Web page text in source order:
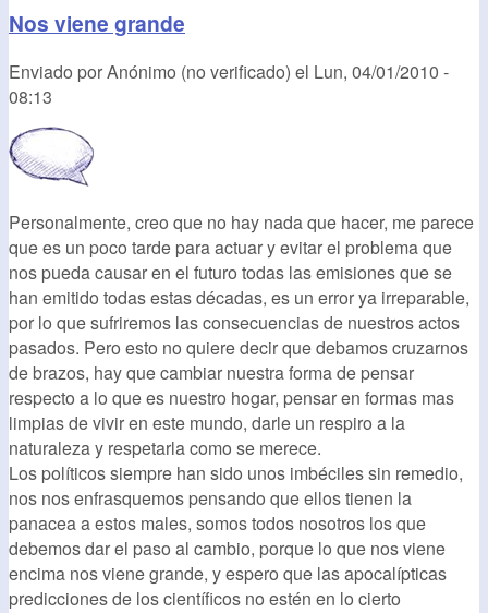
Nos viene grande
Enviado porAnónimo (no verificado) el Lun, 04/01/2010 -
08:13
Personalmente, creo que no hay nada que hacer, me parece
que es un poco tarde para actuar y evitar el problema que
nos pueda causar en el futuro todas las emisiones que se
han emitido todas estas décadas, es un error ya irreparable,
por lo que sufriremos las consecuencias de nuestros actos
pasados. Pero esto no quiere decir que debamos cruzarnos
de brazos, hay que cambiar nuestra forma de pensar
respecto a lo que es nuestro hogar, pensar en formas mas
limpias de vivir en este mundo, darle un respiro a la
naturaleza y respetarla como se merece.
Los políticos siempre han sido unos imbéciles sin remedio,
nos nos enfrasquemos pensando que ellos tienen la
panacea a estos males, somos todos nosotros los que
debemos dar el paso al cambio, porque lo que nos viene
encima nos viene grande, y espero que las apocalípticas
predicciones de los científicos no estén en lo cierto